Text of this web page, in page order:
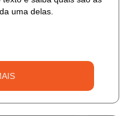
uma delas.